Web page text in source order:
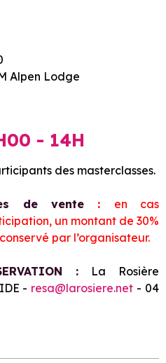
Alpen Lodge
- 14H
des masterclasses.
de vente : en cas
un montant de 30%
par l’organisateur.
: La Rosière
- resa@larosiere.net - 04